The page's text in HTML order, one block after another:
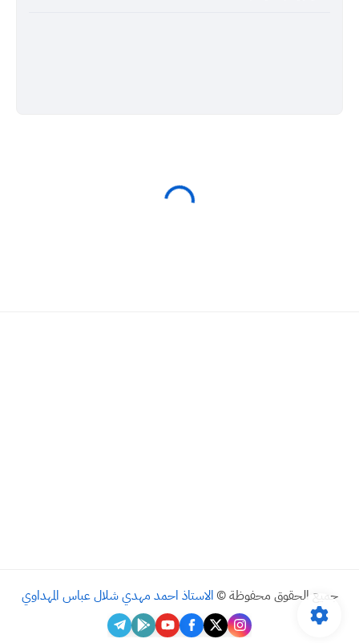
جميع الحقوق محفوظة © الاستاذ احمد مهدي شلال عباس المهداوي